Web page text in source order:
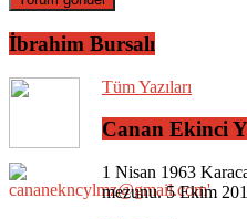
İbrahim Bursalı
Tüm Yazıları
Canan Ekinci
1 Nisan 1963
mezunu. 5 Ekim